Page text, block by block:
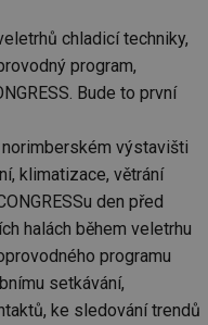
chladicí techniky,
program,
Bude to první
výstavišti
klimatizace, větrání
den před
halách během veletrhu
programu
setkávání,
ke sledování trendů